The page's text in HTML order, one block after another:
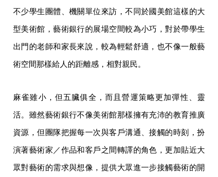
不少學生團體、機關單位來訪，不同於國美館這樣的大
型美術館，藝術銀行的展場空間較為小巧，對於帶學生
出門的老師和家長來說，較為輕鬆舒適，也不像一般藝
術空間那樣給人的距離感，相對親民。
麻雀雖小，但五臟俱全，而且營運策略更加彈性、靈
活。雖然藝術銀行不像美術館那樣擁有充沛的教育推廣
資源，但團隊把握每一次與客戶溝通、接觸的時刻，扮
演著藝術家／作品和客戶之間轉譯的角色，更加貼近大
眾對藝術的需求與想像，提供大眾進一步接觸藝術的開